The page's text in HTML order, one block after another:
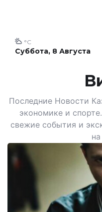
Суббота, 8 Августа
°C
Последние Новости
экономике и
свежие события и